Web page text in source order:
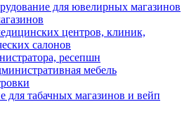
для ювелирных магазинов
центров, клиник,
салонов
ресепшн
мебель
для табачных магазинов и вейп